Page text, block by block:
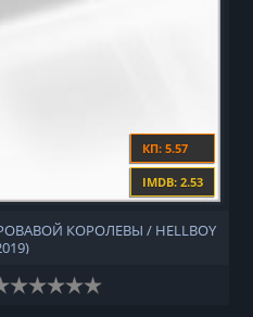
КП: 5.57
IMDB: 2.53
КОРОЛЕВЫ / HELLBOY